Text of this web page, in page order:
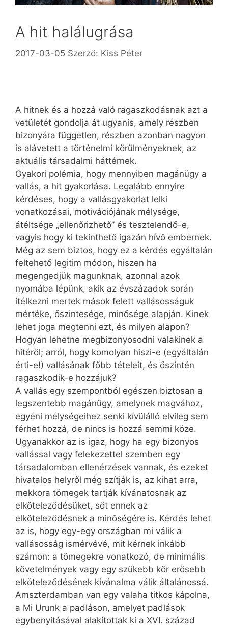
A hit halálugrása
2017-03-05 Szerző: Kiss Péter
A hitnek és a hozzá való ragaszkodásnak azt a
vetületét gondolja át ugyanis, amely részben
bizonyára független, részben azonban nagyon
is alávetett a történelmi körülményeknek, az
aktuális társadalmi háttérnek.
Gyakori polémia, hogy mennyiben magánügy a
vallás, a hit gyakorlása. Legalább ennyire
kérdéses, hogy a vallásgyakorlat lelki
vonatkozásai, motivációjának mélysége,
átéltsége „ellenőrizhető” és tesztelendő-e,
vagyis hogy ki tekinthető igazán hívő embernek.
Még az sem biztos, hogy ez a kérdés egyáltalán
feltehető legitim módon, hiszen ha
megengedjük magunknak, azonnal azok
nyomába lépünk, akik az évszázadok során
ítélkezni mertek mások felett vallásosságuk
mértéke, őszintesége, minősége alapján. Kinek
lehet joga megtenni ezt, és milyen alapon?
Hogyan lehetne megbizonyosodni valakinek a
hitéről; arról, hogy komolyan hiszi-e (egyáltalán
érti-e!) vallásának főbb tételeit, és őszintén
ragaszkodik-e hozzájuk?
A vallás egy szempontból egészen biztosan a
legszentebb magánügy, amelynek magvához,
egyéni mélységeihez senki kívülálló elvileg sem
férhet hozzá, de nincs is hozzá semmi köze.
Ugyan­akkor az is igaz, hogy ha egy bizonyos
vallással vagy felekezettel szemben egy
társadalomban ellenérzések vannak, és ezeket
hivatalos helyről még szítják is, az kihat arra,
mekkora tömegek tartják kívánatosnak az
elköteleződésüket, sőt ennek az
elköteleződésnek a minőségére is. Kérdés lehet
az is, hogy egy-egy országban mi válik a
vallásosság ismérvévé, mit kérnek inkább
számon: a tömegekre vonatkozó, de minimális
követelmények vagy egy szűkebb kör erősebb
elköteleződésének kívánalma válik általánossá.
Amszterdamban van egy valaha titkos kápolna,
a Mi Urunk a padláson, amelyet padlások
egybenyitásával alakítottak ki a XVI. század